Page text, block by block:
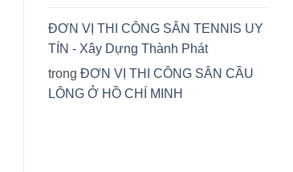
ĐƠN VỊ THI CÔNG SÂN TENNIS UY
TÍN - Xây Dựng Thành Phát
trong ĐƠN VỊ THI CÔNG SÂN CẦU
LÔNG Ở HỒ CHÍ MINH